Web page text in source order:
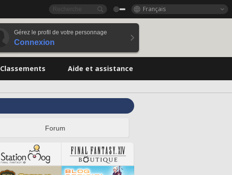
Français
Gérez le profil de votre personnage
Connexion
Classements Aide et assistance
Forum